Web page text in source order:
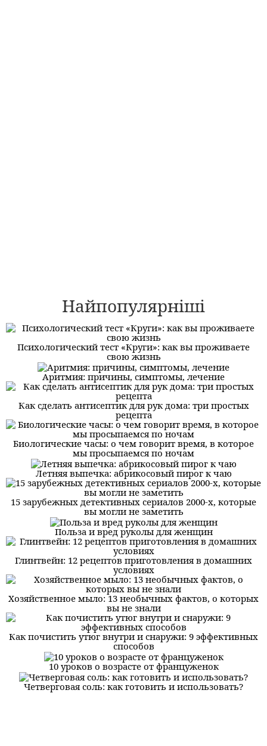
Найпопулярніші
Психологический тест «Круги»: как вы проживаете
свою жизнь
Аритмия: причины, симптомы, лечение
Как сделать антисептик для рук дома: три простых
рецепта
Биологические часы: о чем говорит время, в которое
мы просыпаемся по ночам
Летняя выпечка: абрикосовый пирог к чаю
15 зарубежных детективных сериалов 2000-х, которые
вы могли не заметить
Польза и вред руколы для женщин
Глинтвейн: 12 рецептов приготовления в домашних
условиях
Хозяйственное мыло: 13 необычных фактов, о которых
вы не знали
Как почистить утюг внутри и снаружи: 9 эффективных
способов
10 уроков о возрасте от француженок
Четверговая соль: как готовить и использовать?